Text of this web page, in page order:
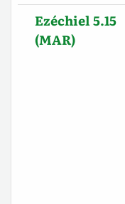
Ezéchiel 5.15
(MAR)